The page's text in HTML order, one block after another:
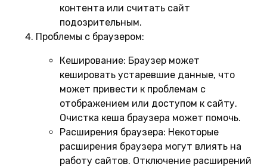
контента или считать сайт
подозрительным.
Проблемы с браузером:
Кеширование: Браузер может
кешировать устаревшие данные, что
может привести к проблемам с
отображением или доступом к сайту.
Очистка кеша браузера может помочь.
Расширения браузера: Некоторые
расширения браузера могут влиять на
работу сайтов. Отключение расширений